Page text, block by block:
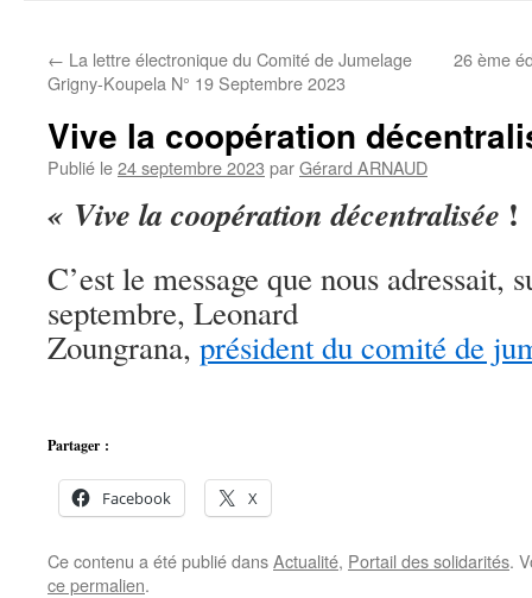
← La lettre électronique du Comité de Jumelage
Grigny-Koupela N° 19 Septembre 2023
26 ème
Vive la coopération
Publié le24 septembre 2023 parGérard ARNAUD
« Vive la coopération décentralisée !
C’est le message que nous adressait,
septembre, Leonard
Zoungrana, président du comité de
Partager :
Facebook X
Ce contenu a été publié dansActualité, Portail des solidarités.
ce permalien.